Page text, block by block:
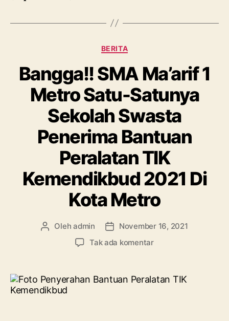
Kategori
BERITA
Bangga!! SMA Ma’arif 1
Metro Satu-Satunya
Sekolah Swasta
Penerima Bantuan
Peralatan TIK
Kemendikbud 2021 Di
Kota Metro
Penulis
Olehadmin
Tanggal
artikel
November 16, 2021
Tak ada komentarpada
Ma’arif